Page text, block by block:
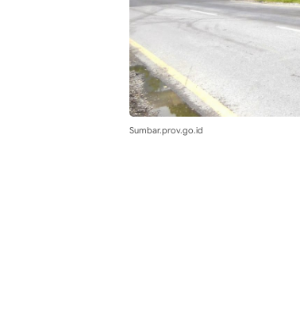
Sumbar.prov.go.id